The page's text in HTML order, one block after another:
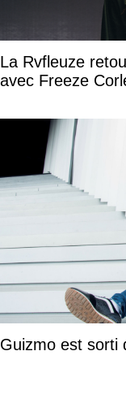
La Rvfleuze
avec Freeze
Guizmo est sorti